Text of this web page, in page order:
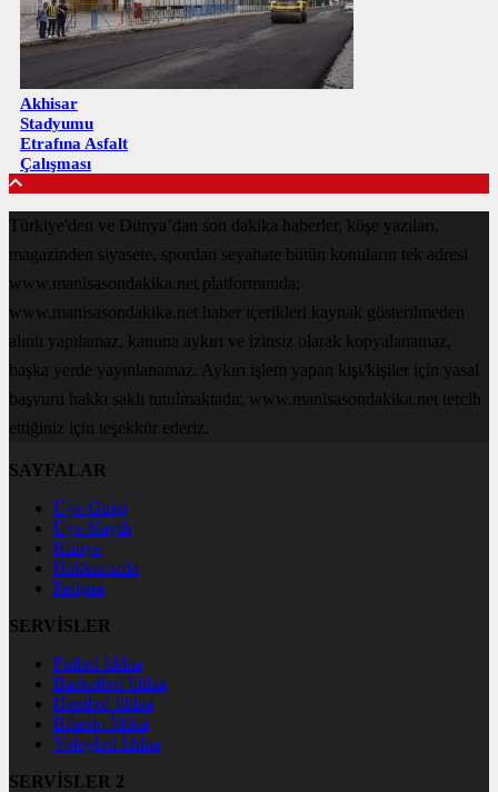
Akhisar
Stadyumu
Etrafına Asfalt
Çalışması
Türkiye'den ve Dünya’dan son dakika haberler, köşe yazıları,
magazinden siyasete, spordan seyahate bütün konuların tek adresi
www.manisasondakika.net platformunda;
www.manisasondakika.net haber içerikleri kaynak gösterilmeden
alıntı yapılamaz, kanuna aykırı ve izinsiz olarak kopyalanamaz,
başka yerde yayınlanamaz. Aykırı işlem yapan kişi/kişiler için yasal
başvuru hakkı saklı tutulmaktadır. www.manisasondakika.net tercih
ettiğiniz için teşekkür ederiz.
SAYFALAR
Üye Girişi
Üye Kaydı
Künye
Hakkımızda
İletişim
SERVİSLER
Futbol İddaa
Basketbol İddaa
Hentbol İddaa
Bilardo İddaa
Voleybol İddaa
SERVİSLER 2